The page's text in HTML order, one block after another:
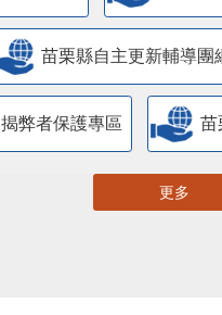
苗栗縣自主更新輔導團
揭弊者保護專區 苗
更多